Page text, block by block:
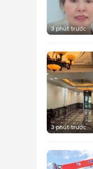
3 phút trước
3 phút trước